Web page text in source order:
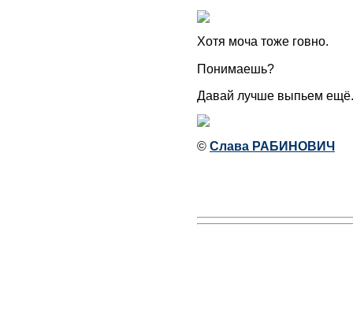
Хотя моча тоже говно.
Понимаешь?
Давай лучше выпьем
© Слава РАБИНОВИЧ